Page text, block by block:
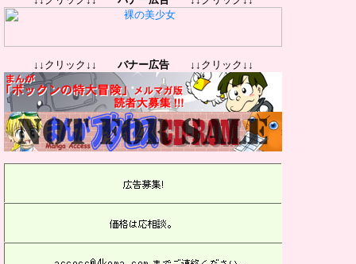
↓↓クリック↓↓ バナー広告↓↓クリック↓↓